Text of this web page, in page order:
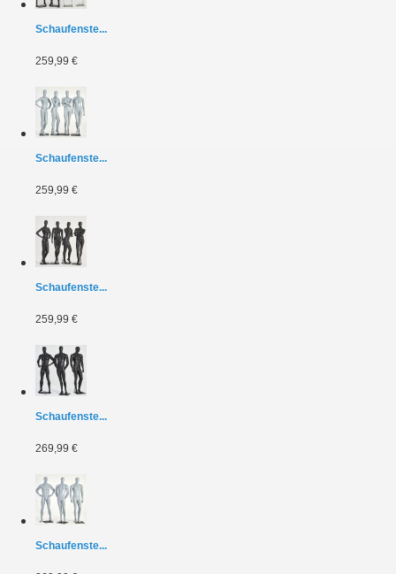
Schaufenste...
259,99 €
Schaufenste...
259,99 €
Schaufenste...
259,99 €
Schaufenste...
269,99 €
Schaufenste...